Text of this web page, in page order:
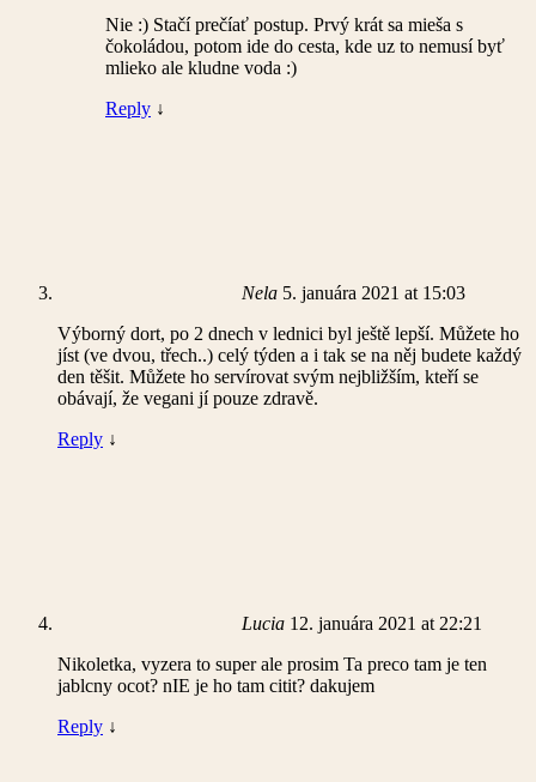
Nie :) Stačí prečíať postup. Prvý krát sa mieša s
čokoládou, potom ide do cesta, kde uz to nemusí byť
mlieko ale kludne voda :)
Reply ↓
Nela 5. januára 2021 at 15:03
Výborný dort, po 2 dnech v lednici byl ještě lepší. Můžete ho
jíst (ve dvou, třech..) celý týden a i tak se na něj budete každý
den těšit. Můžete ho servírovat svým nejbližším, kteří se
obávají, že vegani jí pouze zdravě.
Reply ↓
Lucia 12. januára 2021 at 22:21
Nikoletka, vyzera to super ale prosim Ta preco tam je ten
jablcny ocot? nIE je ho tam citit? dakujem
Reply ↓